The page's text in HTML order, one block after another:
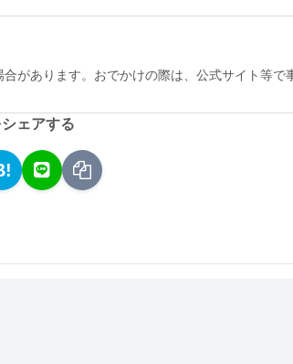
あります。おでかけの際は、公式サイト等で
ェアする